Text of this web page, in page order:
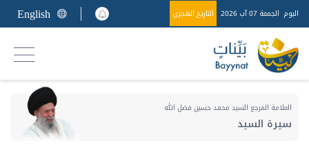
اليوم الجمعة 07 آب 2026 التاريخ الهجري English
العلامة المرجع السيد محمد حسين فضل الله
سيرة السيد